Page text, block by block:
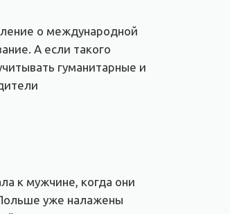
о международной
А если такого
гуманитарные и
к мужчине, когда они
уже налажены